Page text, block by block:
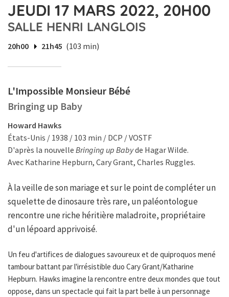
JEUDI 17 MARS 2022, 20H00
SALLE HENRI LANGLOIS
20h00 21h45 (103 min)
L'Impossible Monsieur Bébé
Bringing up Baby
Howard Hawks
États-Unis / 1938 / 103 min / DCP / VOSTF
D'après la nouvelle Bringing up Babyde Hagar Wilde.
Avec Katharine Hepburn, Cary Grant, Charles Ruggles.
À la veille de son mariage et sur le point de compléter un
squelette de dinosaure très rare, un paléontologue
rencontre une riche héritière maladroite, propriétaire
d'un lépoard apprivoisé.
Un feu d'artifices de dialogues savoureux et de quiproquos mené
tambour battant par l'irrésistible duo Cary Grant/Katharine
Hepburn. Hawks imagine la rencontre entre deux mondes que tout
oppose, dans un spectacle qui fait la part belle à un personnage